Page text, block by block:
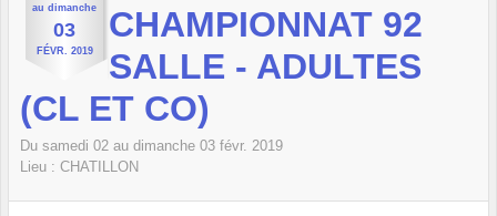
au dimanche
03
FÉVR. 2019
CHAMPIONNAT 92
SALLE - ADULTES
(CL ET CO)
Du samedi 02 au dimanche 03 févr. 2019
Lieu : CHATILLON